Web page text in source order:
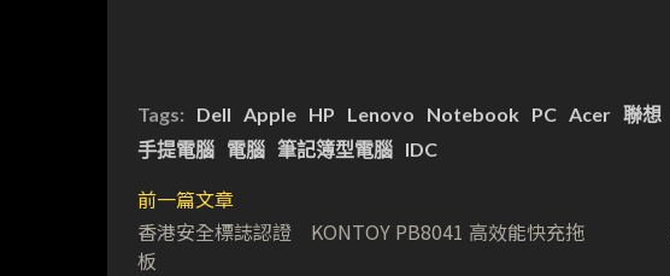
Tags: Dell Apple HP Lenovo Notebook PC Acer 聯想
手提電腦 電腦 筆記簿型電腦 IDC
前一篇文章
香港安全標誌認證 KONTOY PB8041 高效能快充拖
板